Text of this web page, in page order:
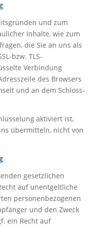
und zum
Inhalte, wie zum
die Sie an uns als
bzw. TLS-
Verbindung
des Browsers
und an dem Schloss-
aktiviert ist,
übermitteln, nicht von
gesetzlichen
auf unentgeltliche
personenbezogenen
und den Zweck
ein Recht auf